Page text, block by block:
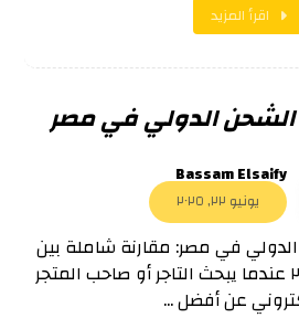
اقرأ المزيد
الدولي في مصر
Bassam Elsaify
يونيو ٢٢, ٢٠٢٥
في مصر: مقارنة شاملة بين
الأسعار والخدمات ٢٠٢٥ عندما يبحث التاجر أو صاحب المتجر
عن أفضل ...